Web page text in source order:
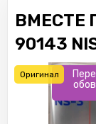
ВМЕСТЕ
90143
Оригинал